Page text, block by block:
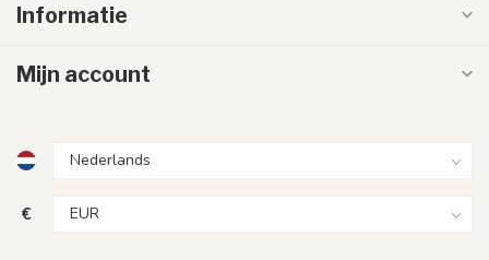
Informatie
Mijn account
€